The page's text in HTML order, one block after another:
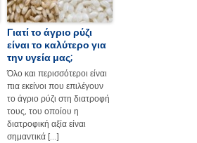
Γιατί το άγριο ρύζι
είναι το καλύτερο για
την υγεία μας;
Όλο και περισσότεροι είναι
πια εκείνοι που επιλέγουν
το άγριο ρύζι στη διατροφή
τους, του οποίου η
διατροφική αξία είναι
σημαντικά […]